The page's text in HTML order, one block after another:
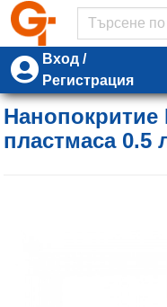
Вход /
Регистрация
Нанопокритие
пластмаса 0.5